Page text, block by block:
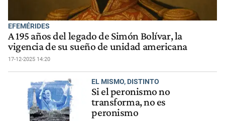
EFEMÉRIDES
A 195 años del legado de Simón Bolívar, la
vigencia de su sueño de unidad americana
17-12-2025 14:20
EL MISMO, DISTINTO
Si el peronismo no
transforma, no es
peronismo